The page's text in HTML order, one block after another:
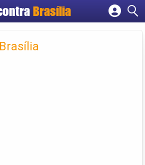
Brasília
Cadastrar empresa
Criar conta